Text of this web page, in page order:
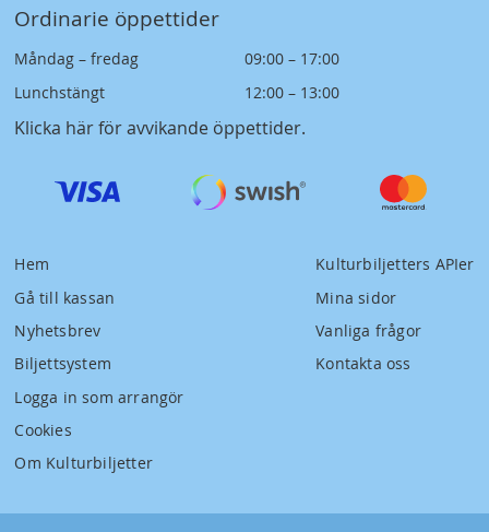
Ordinarie öppettider
Måndag – fredag
09:00 – 17:00
Lunchstängt
12:00 – 13:00
Klicka här för avvikande öppettider.
Hem
Gå till kassan
Nyhetsbrev
Biljettsystem
Logga in som arrangör
Cookies
Om Kulturbiljetter
Kulturbiljetters APIer
Mina sidor
Vanliga frågor
Kontakta oss